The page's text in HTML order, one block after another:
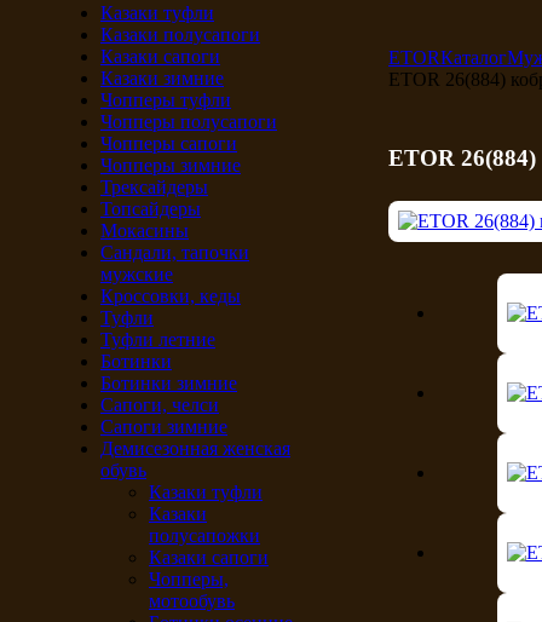
Казаки туфли
Казаки полусапоги
Казаки сапоги
Казаки зимние
Чопперы туфли
Чопперы полусапоги
Чопперы сапоги
Чопперы зимние
Трексайдеры
Топсайдеры
Мокасины
Сандали, тапочки
мужские
Кроссовки, кеды
Туфли
Туфли летние
Ботинки
Ботинки зимние
Сапоги, челси
Сапоги зимние
Демисезонная женская
обувь
Казаки туфли
Казаки
полусапожки
Казаки сапоги
Чопперы,
мотообувь
ETORКаталог
ETOR 26(884)
ETOR 26(884)